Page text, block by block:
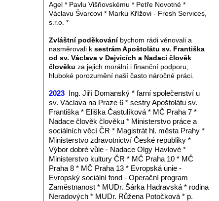
Agel * Pavlu Višňovskému * Petře Novotné *
Václavu Švarcovi * Marku Křížovi - Fresh Services,
s.r.o. *
Zvláštní poděkováníbychom rádi věnovali a
nasměrovali k sestrám Apoštolátu sv. Františka
od sv. Václava v Dejvicích a Nadaci člověk
člověku za jejich morální i finanční podporu,
hluboké porozumění naší často náročné práci.
2023
Ing. Jiří Domanský * farní společenství u
sv. Václava na Praze 6 * sestry Apoštolátu sv.
Františka * Eliška Častulíková * MČ Praha 7 *
Nadace člověk člověku * Ministerstvo práce a
sociálních věcí ČR * Magistrát hl. města Prahy *
Ministerstvo zdravotnictví České republiky *
Výbor dobré vůle - Nadace Olgy Havlové *
Ministerstvo kultury ČR * MČ Praha 10 * MČ
Praha 8 * MČ Praha 13 * Evropská unie -
Evropský sociální fond - Operační program
Zaměstnanost * MUDr. Šárka Hadravská * rodina
Neradových * MUDr. Růžena Potočková * p.